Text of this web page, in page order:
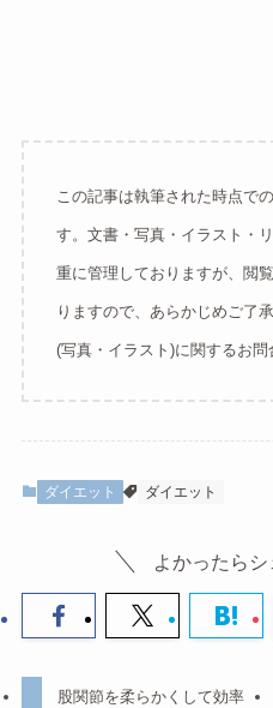
この記事は執筆された時点で
す。文書・写真・イラスト・
重に管理しておりますが、閲
りますので、あらかじめご了
(写真・イラスト)に関するお問
ダイエット ダイエット
よかったら
股関節を柔らかくして効率